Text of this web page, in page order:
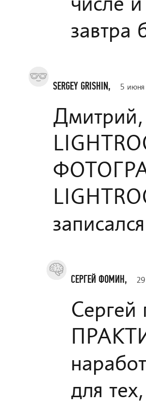
числе
завтра
SERGEY GRISHIN, 5 июня
Дмитрий,
СЕРГЕЙ ФОМИН,
для